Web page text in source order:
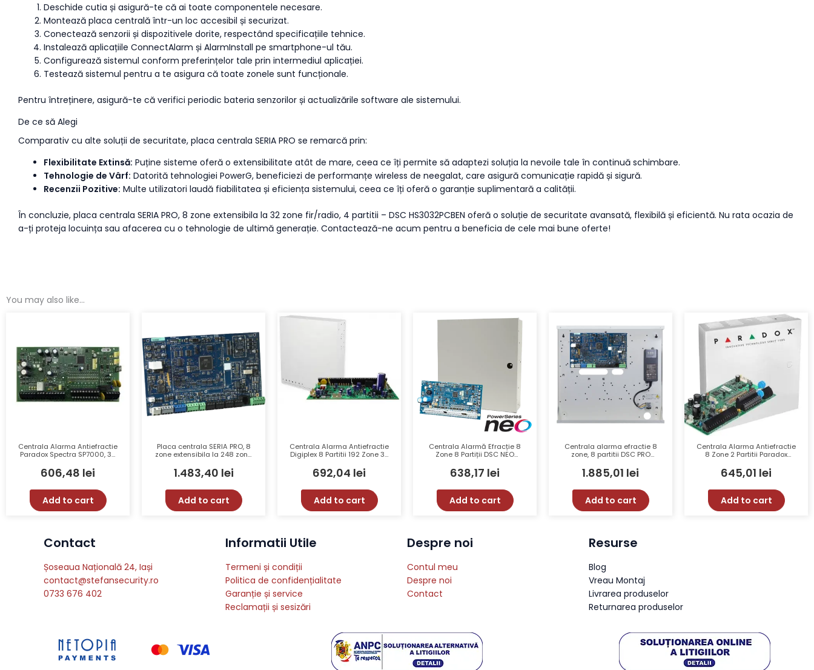
Deschide cutia și asigură-te că ai toate componentele necesare.
Montează placa centrală într-un loc accesibil și securizat.
Conectează senzorii și dispozitivele dorite, respectând specificațiile tehnice.
Instalează aplicațiile ConnectAlarm și AlarmInstall pe smartphone-ul tău.
Configurează sistemul conform preferințelor tale prin intermediul aplicației.
Testează sistemul pentru a te asigura că toate zonele sunt funcționale.
Pentru întreținere, asigură-te că verifici periodic bateria senzorilor și actualizările software ale sistemului.
De ce să Alegi
Comparativ cu alte soluții de securitate, placa centrala SERIA PRO se remarcă prin:
Flexibilitate Extinsă: Puține sisteme oferă o extensibilitate atât de mare, ceea ce îți permite să adaptezi soluția la nevoile tale în continuă schimbare.
Tehnologie de Vârf: Datorită tehnologiei PowerG, beneficiezi de performanțe wireless de neegalat, care asigură comunicație rapidă și sigură.
Recenzii Pozitive: Multe utilizatori laudă fiabilitatea și eficiența sistemului, ceea ce îți oferă o garanție suplimentară a calității.
În concluzie, placa centrala SERIA PRO, 8 zone extensibila la 32 zone fir/radio, 4 partitii – DSC HS3032PCBEN oferă o soluție de securitate avansată, flexibilă și eficientă. Nu rata ocazia de
a-ți proteja locuința sau afacerea cu o tehnologie de ultimă generație. Contactează-ne acum pentru a beneficia de cele mai bune oferte!
You may also like…
Centrala Alarma Antiefractie
Paradox Spectra SP7000, 32
Evenimente
606,48 lei
Add to cart
Placa centrala SERIA PRO, 8
zone extensibila la 248 zone
HS3248PCBEN
1.483,40 lei
Add to cart
Centrala Alarma Antiefractie
Digiplex 8 Partitii 192 Zone 32
Transformator PARADOX
EVOHD(CT)
692,04 lei
Add to cart
Centrala Alarmă Efracție 8
Zone 8 Partiții DSC NEO
Extinsă și Compatibilitate
Wireless
638,17 lei
Add to cart
Centrala alarma efractie 8
zone, 8 partitii DSC PRO
1.885,01 lei
Add to cart
Centrala Alarma Antiefractie
8 Zone 2 Partitii Paradox
645,01 lei
Add to cart
Contact
Șoseaua Națională 24, Iași
contact@stefansecurity.ro
0733 676 402
Informatii Utile
Termeni și condiții
Politica de confidențialitate
Garanție și service
Reclamații și sesizări
Despre noi
Contul meu
Despre noi
Contact
Resurse
Blog
Vreau Montaj
Livrarea produselor
Returnarea produselor